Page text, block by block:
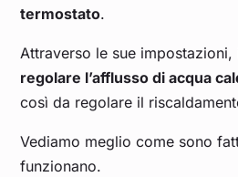
termostato.
Attraverso le sue
regolare l’afflusso di acqua
così da regolare il
Vediamo meglio come sono
funzionano.